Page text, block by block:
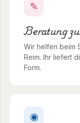
✎
Beratung
Wir helfen beim
Reim. Ihr liefert
Form.
◉